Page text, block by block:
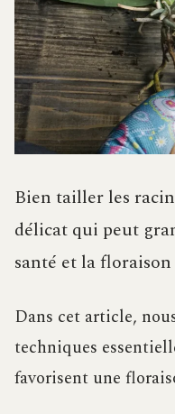
Bien tailler les
délicat qui peut
santé et la
Dans cet article,
techniques
favorisent une